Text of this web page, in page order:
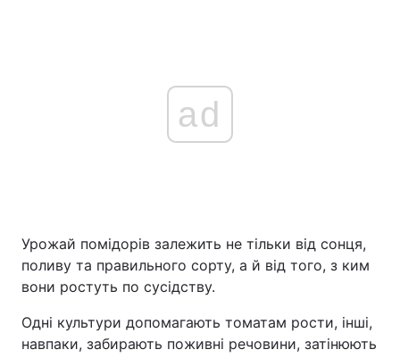
ad
Урожай помідорів залежить не тільки від сонця,
поливу та правильного сорту, а й від того, з ким
вони ростуть по сусідству.
Одні культури допомагають томатам рости, інші,
навпаки, забирають поживні речовини, затінюють